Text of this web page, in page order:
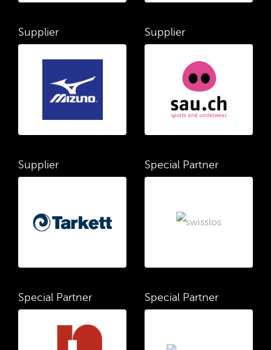
Supplier Supplier
Supplier Special Partner
Special Partner Special Partner